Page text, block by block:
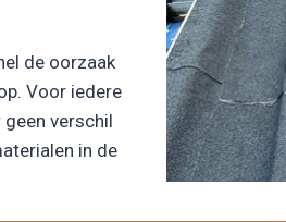
de oorzaak
Voor iedere
verschil
in de